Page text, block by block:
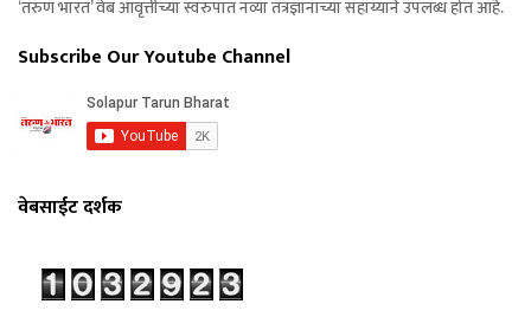
‘तरुण भारत’ वेब आवृत्तीच्या स्वरुपात नव्या तंत्रज्ञानाच्या सहाय्याने उपलब्ध होत आहे.
Subscribe Our Youtube Channel
वेबसाईट दर्शक